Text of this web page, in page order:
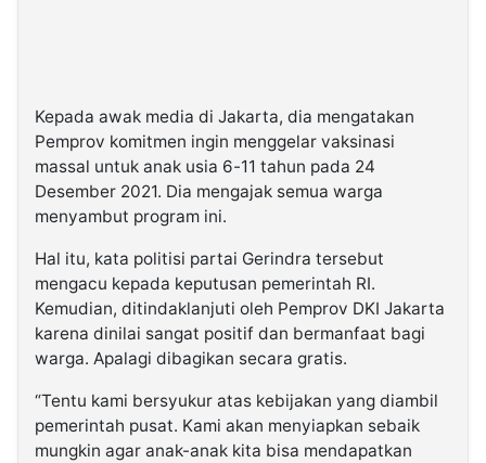
Kepada awak media di Jakarta, dia mengatakan
Pemprov komitmen ingin menggelar vaksinasi
massal untuk anak usia 6-11 tahun pada 24
Desember 2021. Dia mengajak semua warga
menyambut program ini.
Hal itu, kata politisi partai Gerindra tersebut
mengacu kepada keputusan pemerintah RI.
Kemudian, ditindaklanjuti oleh Pemprov DKI Jakarta
karena dinilai sangat positif dan bermanfaat bagi
warga. Apalagi dibagikan secara gratis.
“Tentu kami bersyukur atas kebijakan yang diambil
pemerintah pusat. Kami akan menyiapkan sebaik
mungkin agar anak-anak kita bisa mendapatkan